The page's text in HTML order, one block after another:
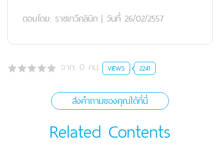
ตอบโดย: ราชเทวีคลินิก | วันที่ 26/02/2557
จาก: 0 คน VIEWS 2241
ส่งคำถามของคุณได้ที่นี่
Related Contents